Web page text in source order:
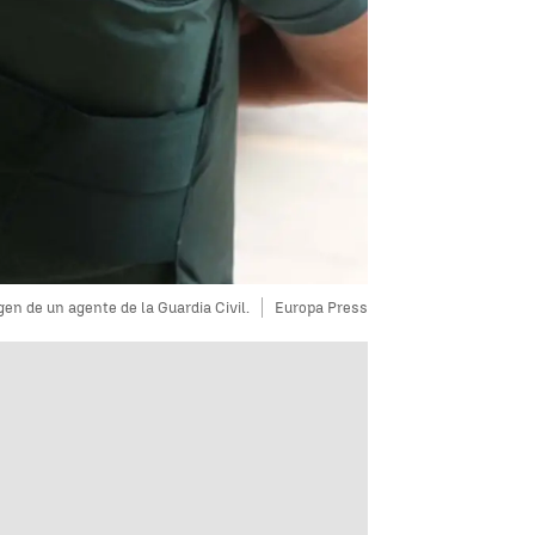
de un agente de la Guardia Civil. Europa Press